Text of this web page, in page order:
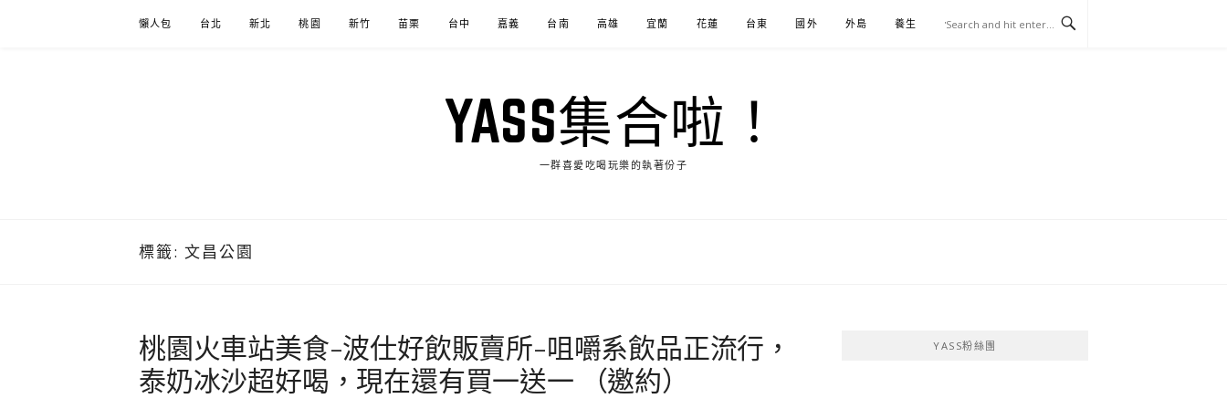
懶人包 台北 新北 桃園 新竹 苗栗 台中 嘉義 台南 高雄 宜蘭 花蓮 台東 國外 外島 養生 伴手禮
YASS集合啦！
一群喜愛吃喝玩樂的執著份子
標籤: 文昌公園
桃園火車站美食-波仕好飲販賣所-咀嚼系飲品正流行，
泰奶冰沙超好喝，現在還有買一送一 （邀約）
YASS粉絲團